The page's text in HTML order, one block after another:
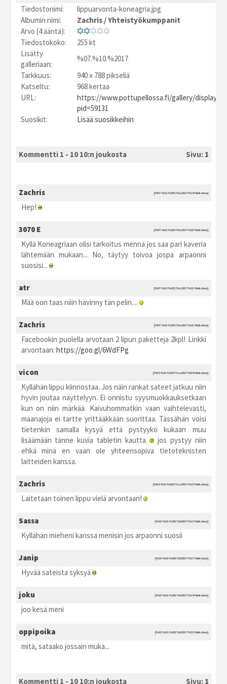
Tiedostonimi:
lippuarvonta-koneagria.jpg
Albumin nimi:
Zachris /Yhteistyökumppanit
Arvo (4 ääntä):
Tiedostokoko:
255 kt
Lisätty
galleriaan:
%07.%10.%2017
Tarkkuus:
940 x 788 pikseliä
Katseltu:
968 kertaa
URL:
https://www.pottupellossa.fi/gallery/
pid=59131
Suosikit:
Lisää suosikkeihin
Kommentti 1 - 10 10:n joukosta Sivu: 1
Zachris [%07.%10.%2017 kla2017 %19:%lokakuu]
Hep!
3070 E [%07.%10.%2017 kla2017 %20:%lokakuu]
Kyllä Koneagriaan olisi tarkoitus mennä jos saa pari kaveria
lähtemään mukaan... No, täytyy toivoa jospa arpaonni
suosisi...
atr [%07.%10.%2017 kla2017 %21:%lokakuu]
Mää oon taas niiin hävinny tän pelin....
Zachris [%07.%10.%2017 kla2017 %21:%lokakuu]
Facebookin puolella arvotaan 2 lipun paketteja 2kpl! Linkki
arvontaan: https://goo.gl/6WdFPg
vicon [%08.%10.%2017 ksu2017 %09:%lokakuu]
Kyllähän lippu kiinnostaa. Jos näin rankat sateet jatkuu niin
hyvin joutaa näyttelyyn. Ei onnistu syysmuokkauksetkaan
kun on niin märkää. Kaivuhommatkin vaan vaihtelevasti,
maanajoja ei tartte yrittääkkään suorittaa. Tässähän voisi
tietenkin samalla kysyä että pystyykö kukaan muu
lisäämään tänne kuvia tabletin kautta
jos pystyy niin
ehkä minä en vaan ole yhteensopiva tietoteknisten
laitteiden kanssa.
Zachris [%08.%10.%2017 ksu2017 %23:%lokakuu]
Laitetaan toinen lippu vielä arvontaan!
Sassa [%10.%10.%2017 kti2017 %13:%lokakuu]
Kyllähän mieheni kanssa menisin jos arpaonni suosii
Janip [%10.%10.%2017 kti2017 %17:%lokakuu]
Hyvää sateista syksyä
joku [%10.%10.%2017 kti2017 %19:%lokakuu]
joo kesä meni
oppipoika [%10.%10.%2017 kti2017 %23:%lokakuu]
mitä, sataako jossain muka...
Kommentti 1 - 10 10:n joukosta Sivu: 1